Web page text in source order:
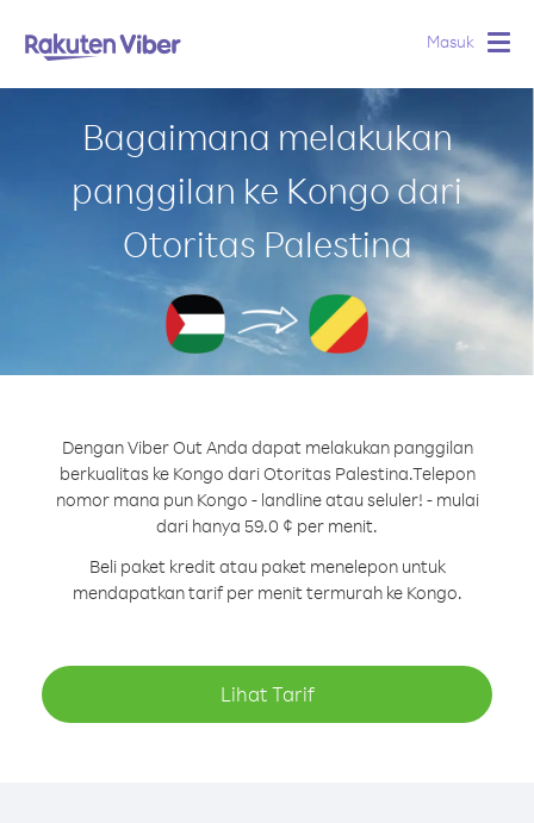
Masuk
Bagaimana melakukan
panggilan ke Kongo dari
Otoritas Palestina
Dengan Viber Out Anda dapat melakukan panggilan
berkualitas ke Kongo dari Otoritas Palestina.Telepon
nomor mana pun Kongo - landline atau seluler! - mulai
dari hanya 59.0 ¢ per menit.
Beli paket kredit atau paket menelepon untuk
mendapatkan tarif per menit termurah ke Kongo.
Lihat Tarif